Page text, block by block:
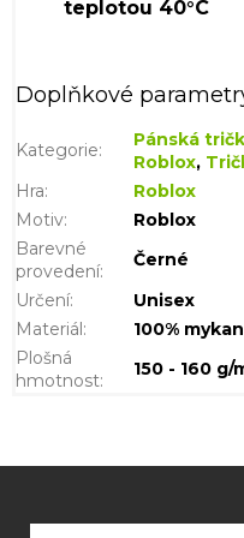
Doplňkové
Kategorie: Pánská
Roblox,
Hra:
Roblox
Motiv:
Roblox
Barevné
provedení:
Černé
Určení:
Unisex
Materiál :
100%
Plošná
hmotnost:
150 - 160 g/